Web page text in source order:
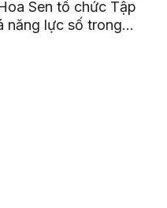
Sen tổ chức Tập
năng lực số trong